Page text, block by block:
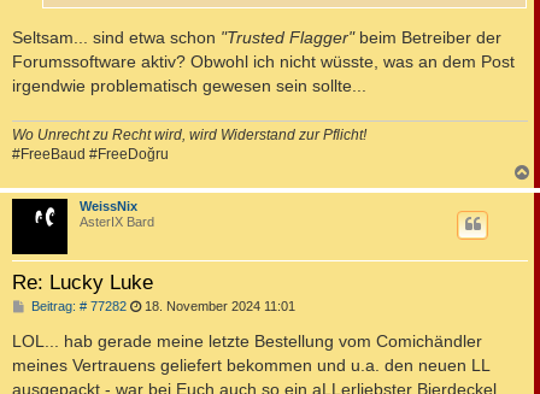
Seltsam... sind etwa schon "Trusted Flagger"beim Betreiber der
Forumssoftware aktiv? Obwohl ich nicht wüsste, was an dem Post
irgendwie problematisch gewesen sein sollte...
Wo Unrecht zu Recht wird, wird Widerstand zur Pflicht!
#FreeBaud #FreeDoğru
a
WeissNix
AsterIX Bard
Re: Lucky Luke
Beitrag: # 77282B
i
r
a
18. November 2024 11:01
LOL... hab gerade meine letzte Bestellung vom Comichändler
meines Vertrauens geliefert bekommen und u.a. den neuen LL
ausgepackt - war bei Euch auch so ein aLLerliebster Bierdeckel